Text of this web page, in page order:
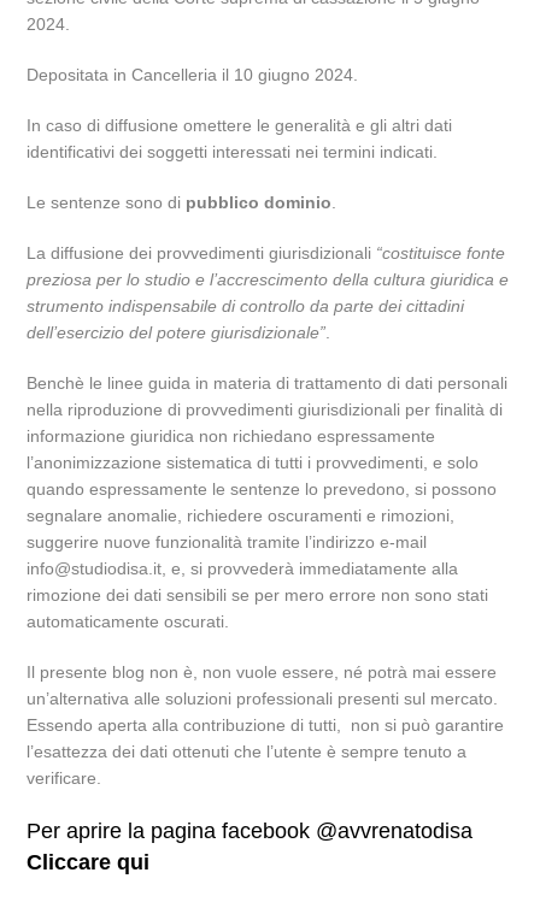
2024.
Depositata in Cancelleria il 10 giugno 2024.
In caso di diffusione omettere le generalità e gli altri dati
identificativi dei soggetti interessati nei termini indicati.
Le sentenze sono di pubblico dominio
La diffusione dei provvedimenti giurisdizionali “costituisce fonte
preziosa per lo studio e l’accrescimento della cultura giuridica e
strumento indispensabile di controllo da parte dei cittadini
dell’esercizio del potere giurisdizionale”
Benchè le linee guida in materia di trattamento di dati personali
nella riproduzione di provvedimenti giurisdizionali per finalità di
informazione giuridica non richiedano espressamente
l’anonimizzazione sistematica di tutti i provvedimenti, e solo
quando espressamente le sentenze lo prevedono, si possono
segnalare anomalie, richiedere oscuramenti e rimozioni,
suggerire nuove funzionalità tramite l’indirizzo e-mail
info@studiodisa.it, e, si provvederà immediatamente alla
rimozione dei dati sensibili se per mero errore non sono stati
automaticamente oscurati.
Il presente blog non è, non vuole essere, né potrà mai essere
un’alternativa alle soluzioni professionali presenti sul mercato.
Essendo aperta alla contribuzione di tutti, non si può garantire
l’esattezza dei dati ottenuti che l’utente è sempre tenuto a
verificare.
Per aprire la pagina facebook @avvrenatodisa
Cliccare qui